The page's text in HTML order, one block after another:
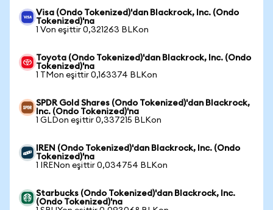
Visa (Ondo Tokenized)'dan Blackrock, Inc. (Ondo
Tokenized)'na
1 Von eşittir 0,321263 BLKon
Toyota (Ondo Tokenized)'dan Blackrock, Inc. (Ondo
Tokenized)'na
1 TMon eşittir 0,163374 BLKon
SPDR Gold Shares (Ondo Tokenized)'dan Blackrock,
Inc. (Ondo Tokenized)'na
1 GLDon eşittir 0,337215 BLKon
IREN (Ondo Tokenized)'dan Blackrock, Inc. (Ondo
Tokenized)'na
1 IRENon eşittir 0,034754 BLKon
Starbucks (Ondo Tokenized)'dan Blackrock, Inc.
(Ondo Tokenized)'na